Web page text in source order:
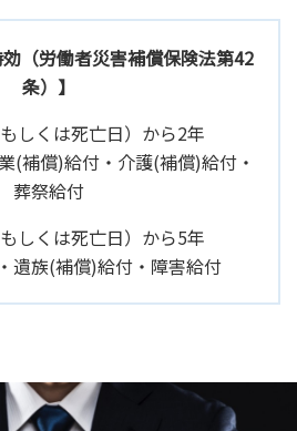
効（労働者災害補償保険法第42
条）】
しくは死亡日）から2年
(補償)給付・介護(補償)給付・
葬祭給付
しくは死亡日）から5年
遺族(補償)給付・障害給付